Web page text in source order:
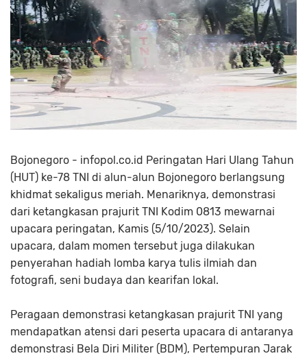
Bojonegoro - infopol.co.id Peringatan Hari Ulang Tahun
(HUT) ke-78 TNI di alun-alun Bojonegoro berlangsung
khidmat sekaligus meriah. Menariknya, demonstrasi
dari ketangkasan prajurit TNI Kodim 0813 mewarnai
upacara peringatan, Kamis (5/10/2023). Selain
upacara, dalam momen tersebut juga dilakukan
penyerahan hadiah lomba karya tulis ilmiah dan
fotografi, seni budaya dan kearifan lokal.
Peragaan demonstrasi ketangkasan prajurit TNI yang
mendapatkan atensi dari peserta upacara di antaranya
demonstrasi Bela Diri Militer (BDM), Pertempuran Jarak